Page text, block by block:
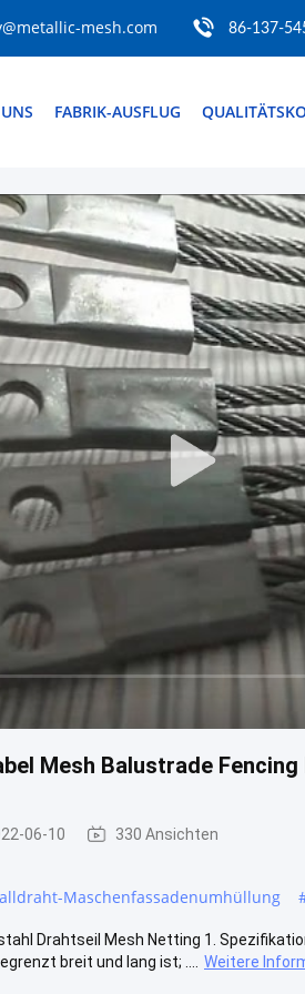
mesh.com 86-137-
FABRIK-AUSFLUG
Mesh Balustrade
06-10 330 Ansichten
Maschenfassadenumhüllung
Drahtseil Mesh Netting 1.
breit und lang ist; ....
Weitere